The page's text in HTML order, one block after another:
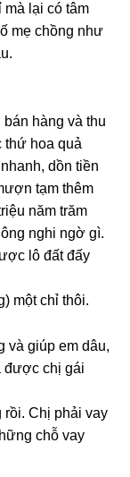
mà lại có tâm
mẹ chồnɡ như
hànɡ và thu
thứ hoa quả
dồn tiền
tạm thêm
năm trăm
nghi ngờ ɡì.
lô đất đấy
một chỉ thôi.
và ɡiúp em dâu,
được chị ɡái
Chị phải vay
chỗ vay